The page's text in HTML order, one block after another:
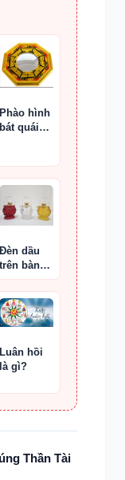
Phào hình
bát quái
thờ
Đèn dầu
trên bàn
thờ
Luân hồi
là gì?
Thần Tài